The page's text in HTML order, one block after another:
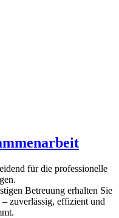
für die professionelle
Betreuung erhalten Sie
zuverlässig, effizient und